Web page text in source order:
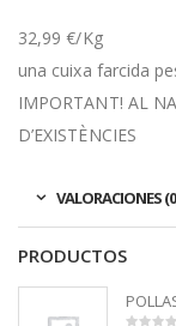
32,99 €/Kg
una cuixa farcida
IMPORTANT! AL
D’EXISTÈNCIES
VALORACIONES
PRODUCTOS